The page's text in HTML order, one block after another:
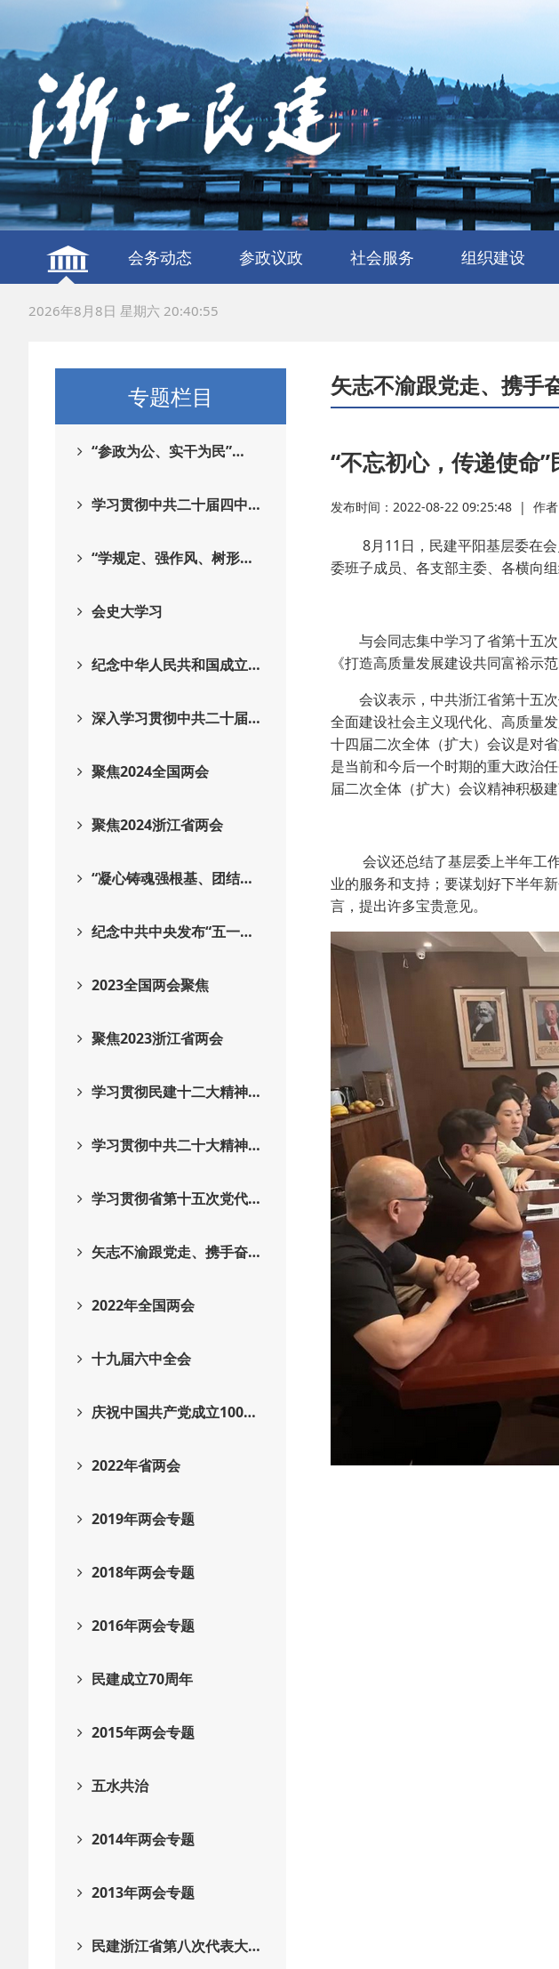
会务动态 参政议政 社会服务 组织建设
2026年8月8日 星期六 20:40:56
专题栏目
“参政为公、实干为民”…
学习贯彻中共二十届四中…
“学规定、强作风、树形…
会史大学习
纪念中华人民共和国成立…
深入学习贯彻中共二十届…
聚焦2024全国两会
聚焦2024浙江省两会
“凝心铸魂强根基、团结…
纪念中共中央发布“五一…
2023全国两会聚焦
聚焦2023浙江省两会
学习贯彻民建十二大精神…
学习贯彻中共二十大精神…
学习贯彻省第十五次党代…
矢志不渝跟党走、携手奋…
2022年全国两会
十九届六中全会
庆祝中国共产党成立100…
2022年省两会
2019年两会专题
2018年两会专题
2016年两会专题
民建成立70周年
2015年两会专题
五水共治
2014年两会专题
2013年两会专题
民建浙江省第八次代表大…
矢志不渝跟党走、携手
“不忘初心，传递使命
发布时间：2022-08-22 09:25:48 | 作
8月11日，民建平阳基层委在会
委班子成员、各支部主委、各横向组
与会同志集中学习了省第十五次
《打造高质量发展建设共同富裕示
会议表示，中共浙江省第十五次
全面建设社会主义现代化、高质量
十四届二次全体（扩大）会议是对
是当前和今后一个时期的重大政治
届二次全体（扩大）会议精神积极
会议还总结了基层委上半年工作
业的服务和支持；要谋划好下半年
言，提出许多宝贵意见。